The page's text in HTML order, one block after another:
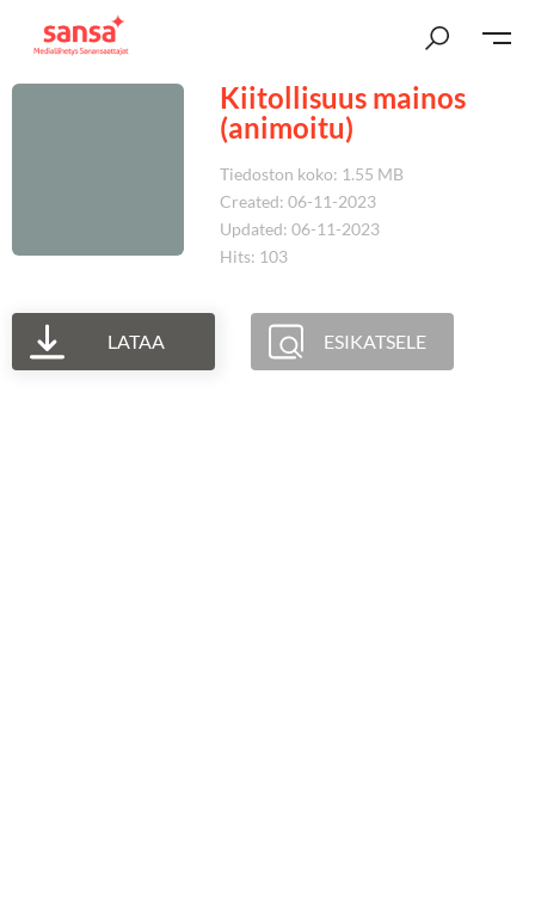
Kiitollisuus mainos
(animoitu)
Tiedoston koko: 1.55 MB
Created: 06-11-2023
Updated: 06-11-2023
Hits: 103
LATAA ESIKATSELE